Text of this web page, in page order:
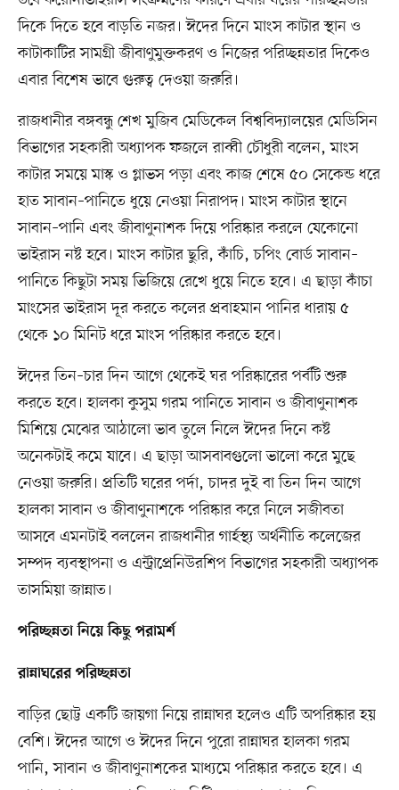
দিকে দিতে হবে বাড়তি নজর। ঈদের দিনে মাংস কাটার স্থান ও
কাটাকাটির সামগ্রী জীবাণুমুক্তকরণ ও নিজের পরিচ্ছন্নতার দিকেও
এবার বিশেষ ভাবে গুরুত্ব দেওয়া জরুরি।
রাজধানীর বঙ্গবন্ধু শেখ মুজিব মেডিকেল বিশ্ববিদ্যালয়ের মেডিসিন
বিভাগের সহকারী অধ্যাপক ফজলে রাব্বী চৌধুরী বলেন, মাংস
কাটার সময়ে মাস্ক ও গ্লাভস পড়া এবং কাজ শেষে ৫০ সেকেন্ড ধরে
হাত সাবান–পানিতে ধুয়ে নেওয়া নিরাপদ। মাংস কাটার স্থানে
সাবান–পানি এবং জীবাণুনাশক দিয়ে পরিষ্কার করলে যেকোনো
ভাইরাস নষ্ট হবে। মাংস কাটার ছুরি, কাঁচি, চপিং বোর্ড সাবান–
পানিতে কিছুটা সময় ভিজিয়ে রেখে ধুয়ে নিতে হবে। এ ছাড়া কাঁচা
মাংসের ভাইরাস দূর করতে কলের প্রবাহমান পানির ধারায় ৫
থেকে ১০ মিনিট ধরে মাংস পরিষ্কার করতে হবে।
ঈদের তিন–চার দিন আগে থেকেই ঘর পরিষ্কারের পর্বটি শুরু
করতে হবে। হালকা কুসুম গরম পানিতে সাবান ও জীবাণুনাশক
মিশিয়ে মেঝের আঠালো ভাব তুলে নিলে ঈদের দিনে কষ্ট
অনেকটাই কমে যাবে। এ ছাড়া আসবাবগুলো ভালো করে মুছে
নেওয়া জরুরি। প্রতিটি ঘরের পর্দা, চাদর দুই বা তিন দিন আগে
হালকা সাবান ও জীবাণুনাশকে পরিষ্কার করে নিলে সজীবতা
আসবে এমনটাই বললেন রাজধানীর গার্হস্থ্য অর্থনীতি কলেজের
সম্পদ ব্যবস্থাপনা ও এন্ট্রাপ্রেনিউরশিপ বিভাগের সহকারী অধ্যাপক
তাসমিয়া জান্নাত।
পরিচ্ছন্নতা নিয়ে কিছু পরামর্শ
রান্নাঘরের পরিচ্ছন্নতা
বাড়ির ছোট্ট একটি জায়গা নিয়ে রান্নাঘর হলেও এটি অপরিষ্কার হয়
বেশি। ঈদের আগে ও ঈদের দিনে পুরো রান্নাঘর হালকা গরম
পানি, সাবান ও জীবাণুনাশকের মাধ্যমে পরিষ্কার করতে হবে। এ